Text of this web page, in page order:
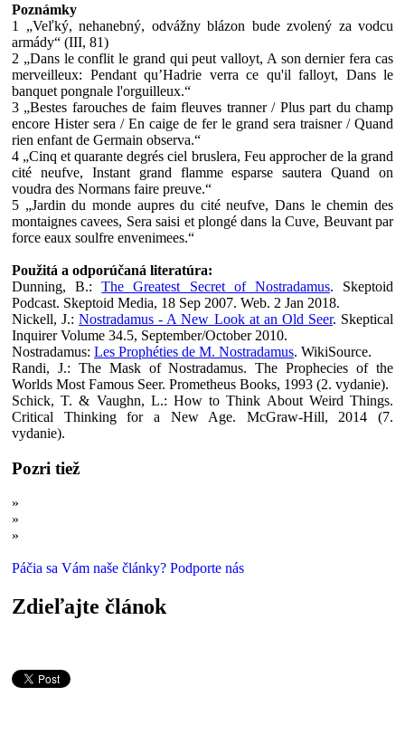
Poznámky
1 „Veľký, nehanebný, odvážny blázon bude zvolený za vodcu
armády“ (III, 81)
2 „Dans le conflit le grand qui peut valloyt, A son dernier fera cas
merveilleux: Pendant qu’Hadrie verra ce qu'il falloyt, Dans le
banquet pongnale l'orguilleux.“
3 „Bestes farouches de faim fleuves tranner / Plus part du champ
encore Hister sera / En caige de fer le grand sera traisner / Quand
rien enfant de Germain observa.“
4 „Cinq et quarante degrés ciel bruslera, Feu approcher de la grand
cité neufve, Instant grand flamme esparse sautera Quand on
voudra des Normans faire preuve.“
5 „Jardin du monde aupres du cité neufve, Dans le chemin des
montaignes cavees, Sera saisi et plongé dans la Cuve, Beuvant par
force eaux soulfre envenimees.“
Použitá a odporúčaná literatúra:
Dunning, B.:The Greatest Secret of Nostradamus. Skeptoid
Podcast. Skeptoid Media, 18 Sep 2007. Web. 2 Jan 2018.
Nickell, J.:Nostradamus - A New Look at an Old Seer. Skeptical
Inquirer Volume 34.5, September/October 2010.
Nostradamus: Les Prophéties de M. Nostradamus. WikiSource.
Randi, J.: The Mask of Nostradamus. The Prophecies of the
Worlds Most Famous Seer. Prometheus Books, 1993 (2. vydanie).
Schick, T. & Vaughn, L.: How to Think About Weird Things.
Critical Thinking for a New Age. McGraw-Hill, 2014 (7.
vydanie).
Pozri tiež
»
»
»
Páčia sa Vám naše články? Podporte nás
Zdieľajte článok